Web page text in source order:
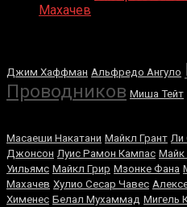
Махачев
Джим Хаффман Альфредо Ангуло
Проводников Миша Тейт
Масаеши Накатани Майкл Грант Ли
Джонсон Луис Рамон Кампас Майк
Уильямс Майкл Грир Мзонке Фана
Махачев Хулио Сесар Чавес
Хименес Белал Мухаммад Мигель